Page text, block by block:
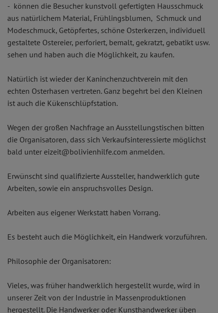
- können die Besucher kunstvoll gefertigten Hausschmuck
aus natürlichem Material, Frühlingsblumen, Schmuck und
Modeschmuck, Getöpfertes, schöne Osterkerzen, individuell
gestaltete Ostereier, perforiert, bemalt, gekratzt, gebatikt usw.
sehen und haben auch die Möglichkeit, zu kaufen.
Natürlich ist wieder der Kaninchenzuchtverein mit den
echten Osterhasen vertreten. Ganz begehrt bei den Kleinen
ist auch die Kükenschlüpfstation.
Wegen der großen Nachfrage an Ausstellungstischen bitten
die Organisatoren, dass sich Verkaufsinteressierte möglichst
bald unter eizeit@bolivienhilfe.com anmelden.
Erwünscht sind qualifizierte Aussteller, handwerklich gute
Arbeiten, sowie ein anspruchsvolles Design.
Arbeiten aus eigener Werkstatt haben Vorrang.
Es besteht auch die Möglichkeit, ein Handwerk vorzuführen.
Philosophie der Organisatoren:
Vieles, was früher handwerklich hergestellt wurde, wird in
unserer Zeit von der Industrie in Massenproduktionen
hergestellt. Die Handwerker oder Kunsthandwerker üben